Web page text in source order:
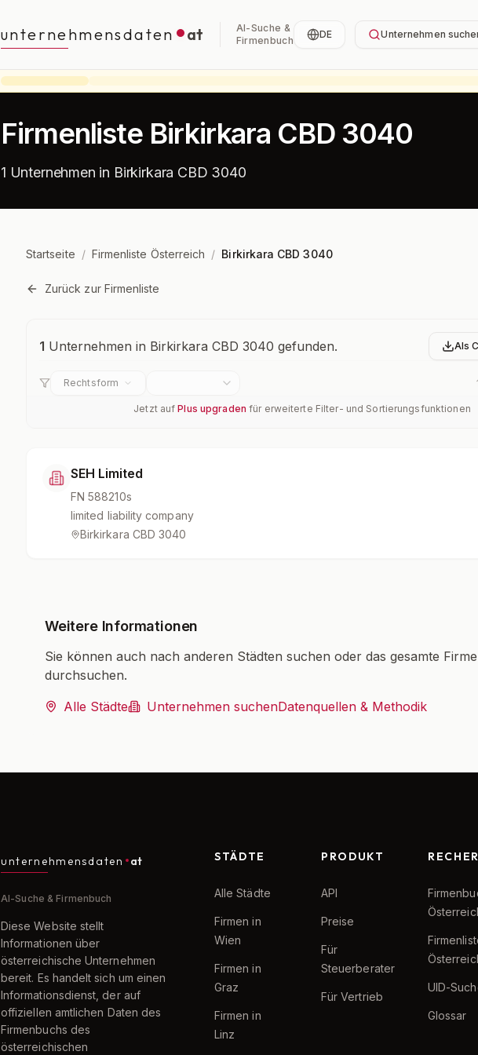
unternehmensdaten at
AI-Suche &
Firmenbuch
DE Unternehmen
Firmenliste Birkirkara CBD 3040
1 Unternehmen in Birkirkara CBD 3040
Startseite / Firmenliste Österreich / Birkirkara CBD 3040
Zurück zur Firmenliste
Unternehmensübersicht
1 Unternehmen in Birkirkara CBD 3040 gefunden. Als
Rechtsform
Jetzt aufPlus upgraden für erweiterte Filter- und Sortierungsfunktionen
SEH Limited
FN588210s
limited liability company
Birkirkara CBD 3040
Weitere Informationen
Sie können auch nach anderen Städten suchen oder das gesamte
durchsuchen.
Alle Städte
Unternehmen suchenDatenquellen & Methodik
unternehmensdaten at
AI-Suche & Firmenbuch
Diese Website stellt
Informationen über
österreichische Unternehmen
bereit. Es handelt sich um einen
Informationsdienst, der auf
offiziellen amtlichen Daten des
Firmenbuchs des
österreichischen
STÄDTE
Alle Städte
Firmen in
Wien
Firmen in
Graz
Firmen in
Linz
PRODUKT
API
Preise
Für
Steuerberater
Für Vertrieb
UID-
Glossar